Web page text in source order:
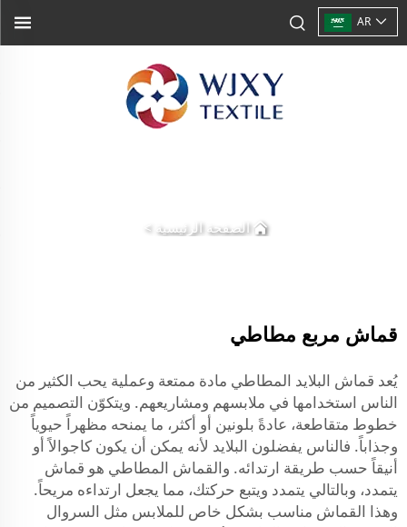
AR
الصفحة الرئيسية >
قماش مربع مطاطي
يُعد قماش البلايد المطاطي مادة ممتعة وعملية يحب الكثير من
الناس استخدامها في ملابسهم ومشاريعهم. ويتكوّن التصميم من
خطوط متقاطعة، عادةً بلونين أو أكثر، ما يمنحه مظهراً حيوياً
وجذاباً. فالناس يفضلون البلايد لأنه يمكن أن يكون كاجوالاً أو
أنيقاً حسب طريقة ارتدائه. والقماش المطاطي هو قماش
يتمدد، وبالتالي يتمدد ويتبع حركتك، مما يجعل ارتداءه مريحاً.
وهذا القماش مناسب بشكل خاص للملابس مثل السروال